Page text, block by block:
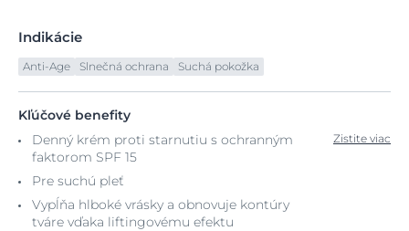
Indikácie
Anti-Age Slnečná ochrana Suchá pokožka
Kľúčové benefity
Denný krém proti starnutiu s ochranným
faktorom SPF 15
Pre suchú pleť
Vypĺňa hlboké vrásky a obnovuje kontúry
tváre vďaka liftingovému efektu
Zistite viac